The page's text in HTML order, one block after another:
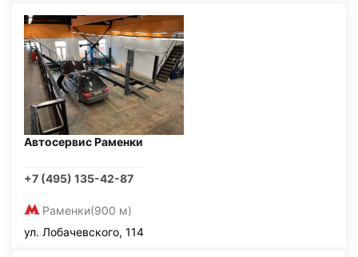
Автосервис Раменки
+7 (495) 135-42-87
Раменки(900 м)
ул. Лобачевского, 114